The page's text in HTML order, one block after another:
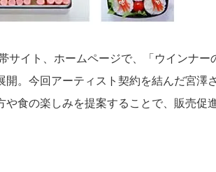
イト、ホームページで、「ウインナー
開。今回アーティスト契約を結んだ宮澤
食の楽しみを提案することで、販売促